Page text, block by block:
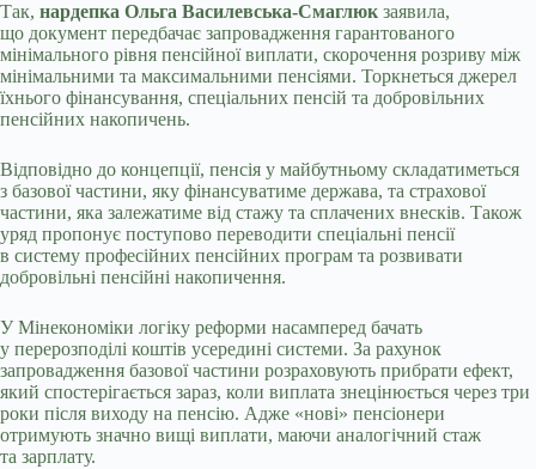
Так, нардепка Ольга Василевська-Смаглюк заявила,
що документ передбачає запровадження гарантованого
мінімального рівня пенсійної виплати, скорочення розриву між
мінімальними та максимальними пенсіями. Торкнеться джерел
їхнього фінансування, спеціальних пенсій та добровільних
пенсійних накопичень.
Відповідно до концепції, пенсія у майбутньому складатиметься
з базової частини, яку фінансуватиме держава, та страхової
частини, яка залежатиме від стажу та сплачених внесків. Також
уряд пропонує поступово переводити спеціальні пенсії
в систему професійних пенсійних програм та розвивати
добровільні пенсійні накопичення.
У Мінекономіки логіку реформи насамперед бачать
у перерозподілі коштів усередині системи. За рахунок
запровадження базової частини розраховують прибрати ефект,
який спостерігається зараз, коли виплата знецінюється через три
роки після виходу на пенсію. Адже «нові» пенсіонери
отримують значно вищі виплати, маючи аналогічний стаж
та зарплату.